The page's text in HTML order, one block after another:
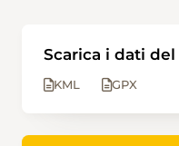
Scarica i dati del
KML GPX